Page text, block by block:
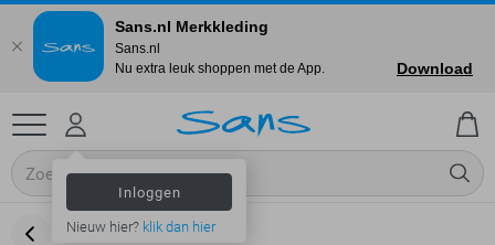
Inloggen
Nieuw hier? klik dan hier
Sans.nl Merkkleding
Sans.nl
Nu extra leuk shoppen met de App.
Download